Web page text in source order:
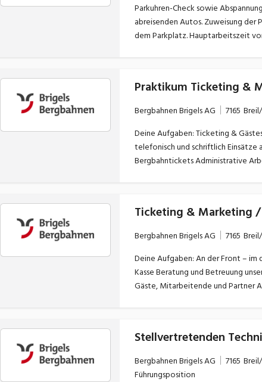
Parkuhren-Check sowie
abreisenden Autos. Zuweisung
dem Parkplatz. Hauptarbeitszeit
Bergbahnen Brigels AG 7165
Deine Aufgaben: Ticketing & Gästeservice Beratung und Betreuung unserer Gäste vor Ort,
telefonisch und schriftlich Einsätze an der Ticketkasse während der Wintersaison Verkauf von
Bergbahntickets Administrative Arbeiten sowie Unterstützung im Tagesgeschäft Marketing &
Informationsmaterial
Bergbahnen Brigels AG 7165
Deine Aufgaben: An der Front – im direkten Gästekontakt Verkauf von Bergbahntickets an der
Kasse Beratung und Betreuung unserer Gäste vor Ort Telefonische und schriftliche Auskünfte für
Gäste, Mitarbeitende und Partner Administrative Arbeiten rund um den Ticketverkauf Im
Werbemitteln sowie
Stellvertretenden
Bergbahnen Brigels AG 7165
Führungsposition